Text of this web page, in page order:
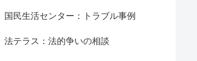
国民生活センター：トラブル事例
法テラス：法的争いの相談